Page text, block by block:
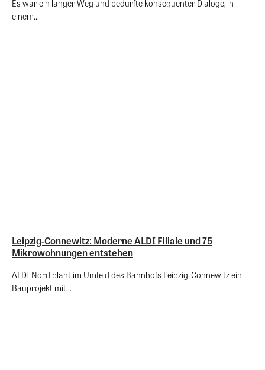
Es war ein langer Weg und bedurfte konsequenter Dialoge, in
einem...
Leipzig-Connewitz: Moderne ALDI Filiale und 75
Mikrowohnungen entstehen
ALDI Nord plant im Umfeld des Bahnhofs Leipzig‑Connewitz ein
Bauprojekt mit...